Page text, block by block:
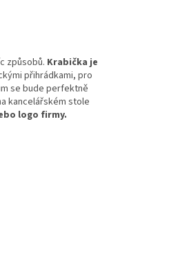
způsobů. Krabička je
přihrádkami, pro
se bude perfektně
kancelářském stole
logo firmy.